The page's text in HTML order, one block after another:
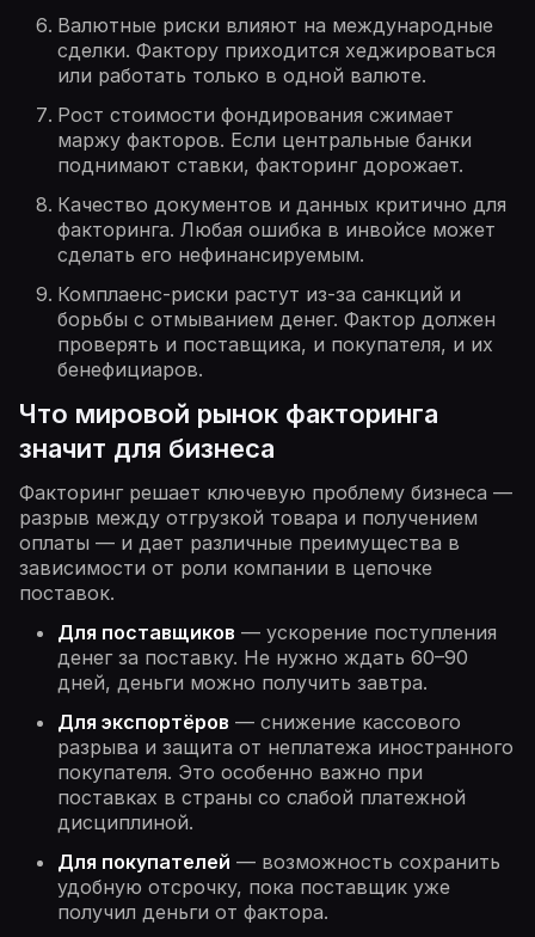
Валютные риски влияют на международные
сделки. Фактору приходится хеджироваться
или работать только в одной валюте.
Рост стоимости фондирования сжимает
маржу факторов. Если центральные банки
поднимают ставки, факторинг дорожает.
Качество документов и данных критично для
факторинга. Любая ошибка в инвойсе может
сделать его нефинансируемым.
Комплаенс-риски растут из-за санкций и
борьбы с отмыванием денег. Фактор должен
проверять и поставщика, и покупателя, и их
бенефициаров.
Что мировой рынок факторинга
значит для бизнеса
Факторинг решает ключевую проблему бизнеса —
разрыв между отгрузкой товара и получением
оплаты — и дает различные преимущества в
зависимости от роли компании в цепочке
поставок.
Для поставщиков — ускорение поступления
денег за поставку. Не нужно ждать 60–90
дней, деньги можно получить завтра.
Для экспортёров — снижение кассового
разрыва и защита от неплатежа иностранного
покупателя. Это особенно важно при
поставках в страны со слабой платежной
дисциплиной.
Для покупателей — возможность сохранить
удобную отсрочку, пока поставщик уже
получил деньги от фактора.